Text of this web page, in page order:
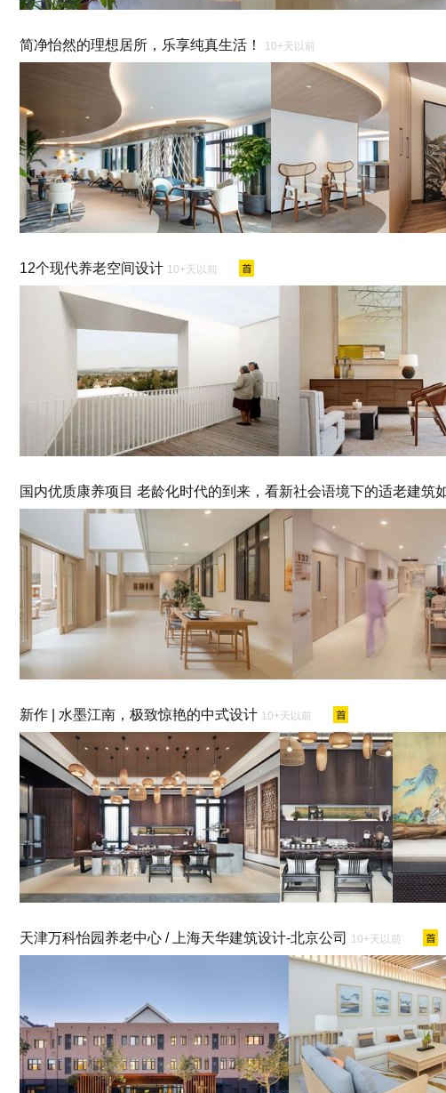
简净怡然的理想居所，乐享纯真生活！ 10+天以前
12个现代养老空间设计 10+天以前
国内优质康养项目 老龄化时代的到来，看新社会语境下的适老建筑
新作 | 水墨江南，极致惊艳的中式设计 10+天以前
天津万科怡园养老中心 / 上海天华建筑设计-北京公司 10+天以前